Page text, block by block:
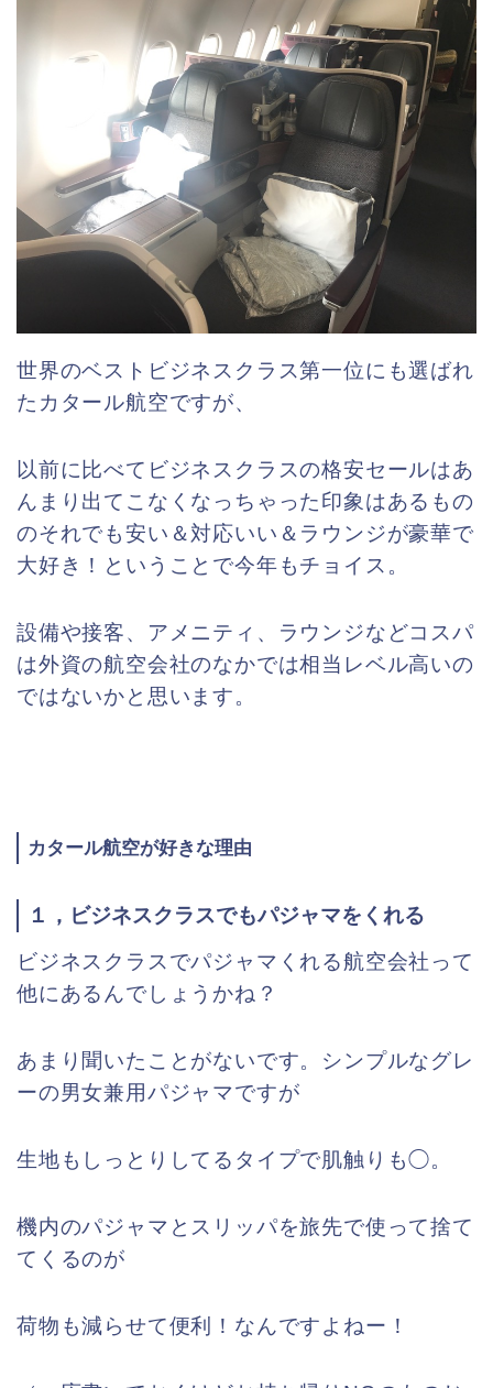
世界のベストビジネスクラス第一位にも選ばれ
たカタール航空ですが、
以前に比べてビジネスクラスの格安セールはあ
んまり出てこなくなっちゃった印象はあるもの
のそれでも安い＆対応いい＆ラウンジが豪華で
大好き！ということで今年もチョイス。
設備や接客、アメニティ、ラウンジなどコスパ
は外資の航空会社のなかでは相当レベル高いの
ではないかと思います。
カタール航空が好きな理由
１，ビジネスクラスでもパジャマをくれる
ビジネスクラスでパジャマくれる航空会社って
他にあるんでしょうかね？
あまり聞いたことがないです。シンプルなグレ
ーの男女兼用パジャマですが
生地もしっとりしてるタイプで肌触りも◯。
機内のパジャマとスリッパを旅先で使って捨て
てくるのが
荷物も減らせて便利！なんですよねー！